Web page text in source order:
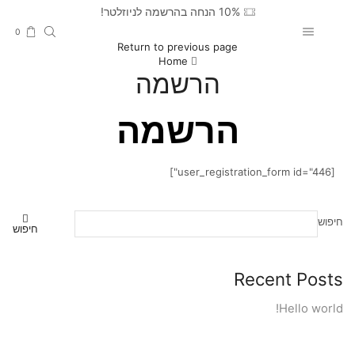
10% הנחה בהרשמה לניוזלטר!
0
Return to previous page
Home
הרשמה
הרשמה
[user_registration_form id="446"]
חיפוש
חיפוש
Recent Posts
Hello world!